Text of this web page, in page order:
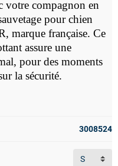
votre compagnon en
pour chien
marque française. Ce
assure une
pour des moments
la sécurité.
3008524